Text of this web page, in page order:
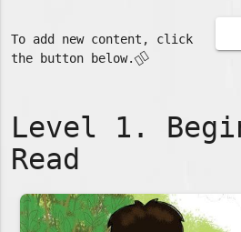
To add new content, click
the button below.👇🏽
Level 1.
Read